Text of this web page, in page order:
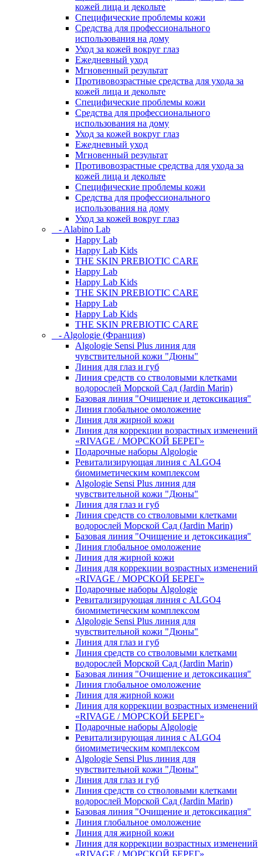
кожей лица и декольте
Специфические проблемы кожи
Средства для профессионального
использования на дому
Уход за кожей вокруг глаз
Ежедневный уход
Мгновенный результат
Противовозрастные средства для ухода за
кожей лица и декольте
Специфические проблемы кожи
Средства для профессионального
использования на дому
Уход за кожей вокруг глаз
Ежедневный уход
Мгновенный результат
Противовозрастные средства для ухода за
кожей лица и декольте
Специфические проблемы кожи
Средства для профессионального
использования на дому
Уход за кожей вокруг глаз
- Alabino Lab
Happy Lab
Happy Lab Kids
THE SKIN PREBIOTIC CARE
Happy Lab
Happy Lab Kids
THE SKIN PREBIOTIC CARE
Happy Lab
Happy Lab Kids
THE SKIN PREBIOTIC CARE
- Algologie (Франция)
Algologie Sensi Plus линия для
чувcтвительной кожи "Дюны"
Линия для глаз и губ
Линия средств со стволовыми клетками
водорослей Морской Сад (Jardin Marin)
Базовая линия "Очищение и детоксикация"
Линия глобальное омоложение
Линия для жирной кожи
Линия для коррекции возрастных изменений
«RIVAGE / МОРСКОЙ БЕРЕГ»
Подарочные наборы Algologie
Ревитализирующая линия с ALGO4
биомиметическим комплексом
Algologie Sensi Plus линия для
чувcтвительной кожи "Дюны"
Линия для глаз и губ
Линия средств со стволовыми клетками
водорослей Морской Сад (Jardin Marin)
Базовая линия "Очищение и детоксикация"
Линия глобальное омоложение
Линия для жирной кожи
Линия для коррекции возрастных изменений
«RIVAGE / МОРСКОЙ БЕРЕГ»
Подарочные наборы Algologie
Ревитализирующая линия с ALGO4
биомиметическим комплексом
Algologie Sensi Plus линия для
чувcтвительной кожи "Дюны"
Линия для глаз и губ
Линия средств со стволовыми клетками
водорослей Морской Сад (Jardin Marin)
Базовая линия "Очищение и детоксикация"
Линия глобальное омоложение
Линия для жирной кожи
Линия для коррекции возрастных изменений
«RIVAGE / МОРСКОЙ БЕРЕГ»
Подарочные наборы Algologie
Ревитализирующая линия с ALGO4
биомиметическим комплексом
Algologie Sensi Plus линия для
чувcтвительной кожи "Дюны"
Линия для глаз и губ
Линия средств со стволовыми клетками
водорослей Морской Сад (Jardin Marin)
Базовая линия "Очищение и детоксикация"
Линия глобальное омоложение
Линия для жирной кожи
Линия для коррекции возрастных изменений
«RIVAGE / МОРСКОЙ БЕРЕГ»